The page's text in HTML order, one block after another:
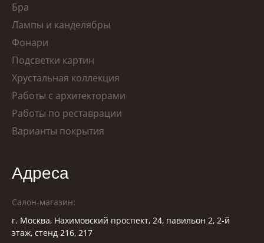
Бра
Лампы и канделябры
Фонари
Подсветки картин
Хрустальная коллекция
Работы с архитекторами
Работы по реставрации
Варианты покрытия
Адреса
Салон-магазин:
г. Москва, Нахимовский проспект, 24, павильон 2, 2-й
этаж, стенд 216, 217